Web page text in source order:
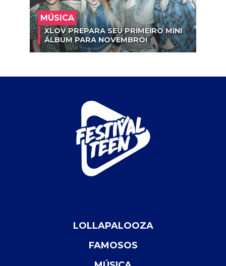
MÚSICA
XLOV PREPARA SEU PRIMEIRO MINI
ÁLBUM PARA NOVEMBRO!
LOLLAPALOOZA
FAMOSOS